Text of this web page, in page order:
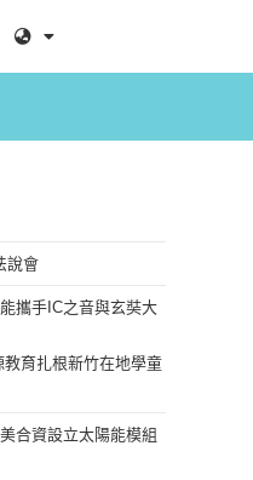
說會
攜手IC之音與玄奘大
育扎根新竹在地學童
合資設立太陽能模組